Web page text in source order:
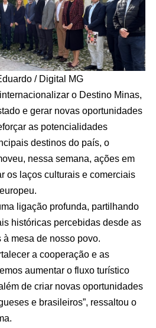
/ Digital MG
o Destino Minas,
e gerar novas oportunidades
as potencialidades
destinos do país, o
nessa semana, ações em
os laços culturais e comerciais
ligação profunda, partilhando
históricas percebidas desde as
mesa de nosso povo.
a cooperação e as
aumentar o fluxo turístico
de criar novas oportunidades
e brasileiros”, ressaltou o